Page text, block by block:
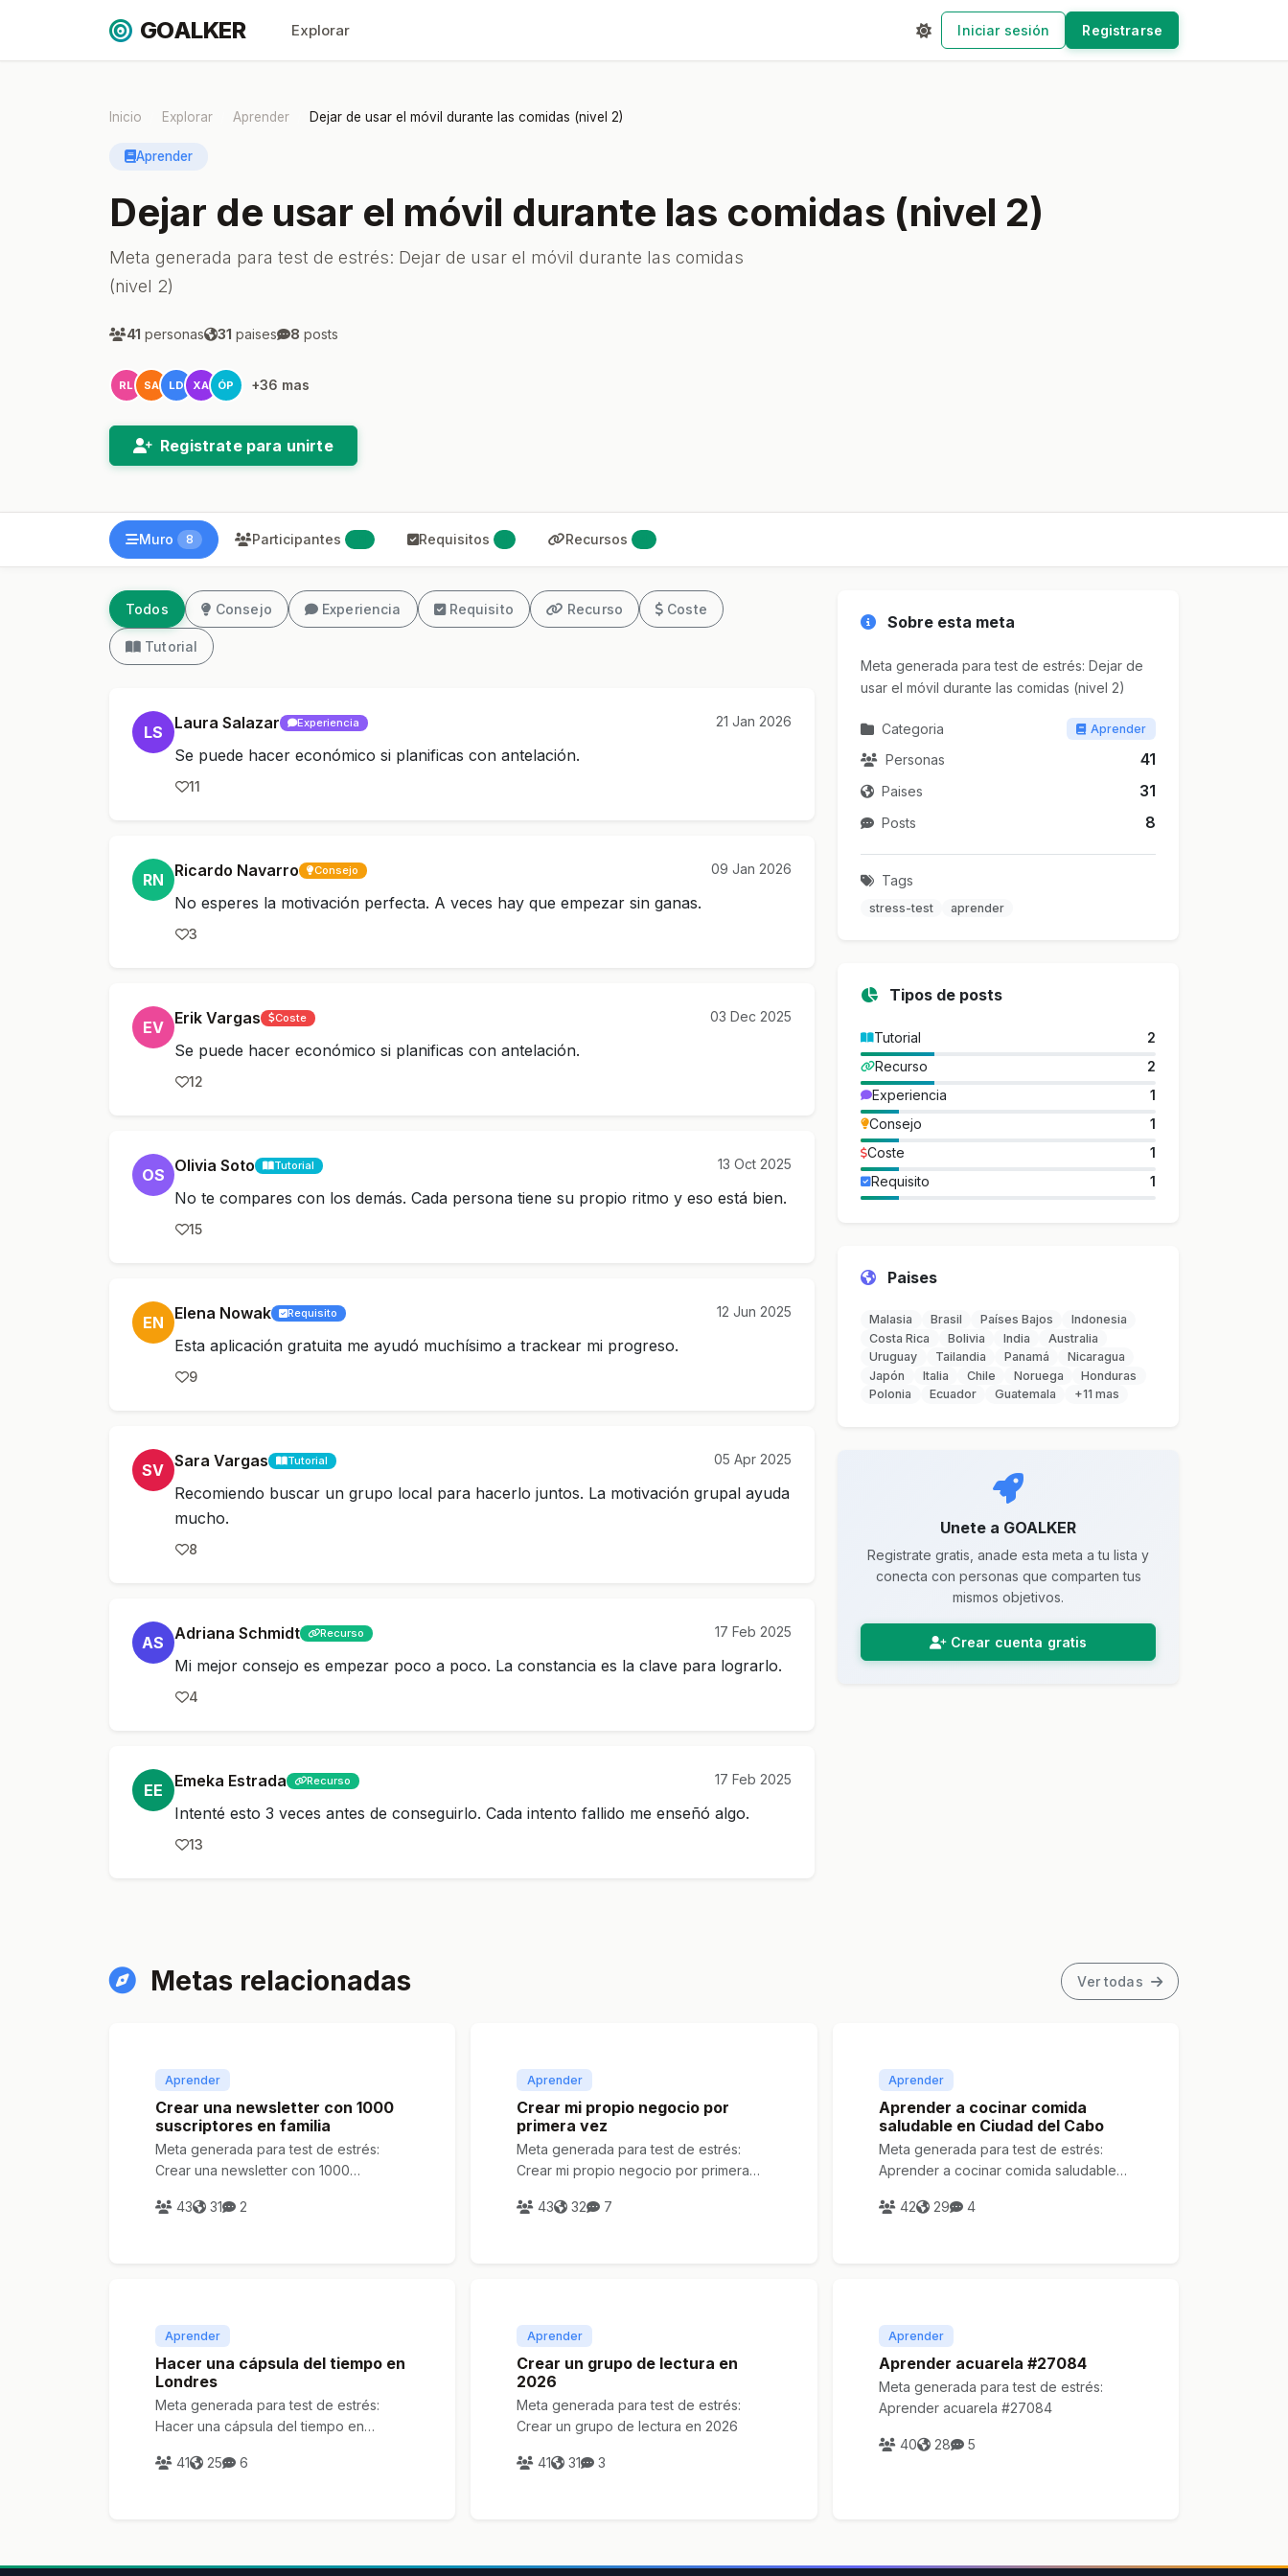
GOALKER Explorar Iniciar sesión Registrarse
Inicio Explorar Aprender Dejar de usar el móvil durante las comidas (nivel 2)
Aprender
Dejar de usar el móvil durante las comidas (nivel 2)
Meta generada para test de estrés: Dejar de usar el móvil durante las comidas
(nivel 2)
41 personas 31 paises 8 posts
RL SA LD XA ÓP +36 mas
Registrate para unirte
Muro 8 Participantes Requisitos Recursos
Todos Consejo Experiencia Requisito Recurso Coste
Tutorial
LS Laura Salazar Experiencia 21 Jan 2026
Se puede hacer económico si planificas con antelación.
11
RN Ricardo Navarro Consejo 09 Jan 2026
No esperes la motivación perfecta. A veces hay que empezar sin ganas.
3
EV Erik Vargas Coste 03 Dec 2025
Se puede hacer económico si planificas con antelación.
12
OS Olivia Soto Tutorial 13 Oct 2025
No te compares con los demás. Cada persona tiene su propio ritmo y eso está bien.
15
EN Elena Nowak Requisito 12 Jun 2025
Esta aplicación gratuita me ayudó muchísimo a trackear mi progreso.
9
SV Sara Vargas Tutorial 05 Apr 2025
Recomiendo buscar un grupo local para hacerlo juntos. La motivación grupal ayuda
mucho.
8
AS Adriana Schmidt Recurso 17 Feb 2025
Mi mejor consejo es empezar poco a poco. La constancia es la clave para lograrlo.
4
EE Emeka Estrada Recurso 17 Feb 2025
Intenté esto 3 veces antes de conseguirlo. Cada intento fallido me enseñó algo.
13
Sobre esta meta
Meta generada para test de estrés: Dejar de
usar el móvil durante las comidas (nivel 2)
Categoria Aprender
Personas 41
Paises 31
Posts 8
Tags
stress-test aprender
Tipos de posts
Tutorial
2
Recurso
2
Experiencia
1
Consejo
1
Coste
1
Requisito
1
Paises
Malasia Brasil Países Bajos
Indonesia
Costa Rica
Bolivia India
Australia
Uruguay
Tailandia Panamá
Nicaragua
Japón
Italia Chile Noruega
Honduras
Polonia
Ecuador Guatemala +11 mas
Unete a GOALKER
Registrate gratis, anade esta meta a tu lista y
conecta con personas que comparten tus
mismos objetivos.
Crear cuenta gratis
Metas relacionadas Ver todas
Aprender
Crear una newsletter con 1000
suscriptores en familia
Meta generada para test de estrés:
Crear una newsletter con 1000
43
31 2
Aprender
Crear mi propio negocio por
primera vez
Meta generada para test de estrés:
Crear mi propio negocio por primera
43
32 7
Aprender
Aprender a cocinar comida
saludable en Ciudad del Cabo
Meta generada para test de estrés:
Aprender a cocinar comida saludable
42
29 4
Aprender
Hacer una cápsula del tiempo en
Londres
Meta generada para test de estrés:
Hacer una cápsula del tiempo en
41
25 6
Aprender
Crear un grupo de lectura en
2026
Meta generada para test de estrés:
Crear un grupo de lectura en 2026
41 31 3
Aprender
Aprender acuarela #27084
Meta generada para test de estrés:
Aprender acuarela #27084
40 28 5